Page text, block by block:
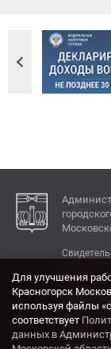
Адрес:
ул.
Для улучшения
Красногорск
используя файлы
соответствует
данных в